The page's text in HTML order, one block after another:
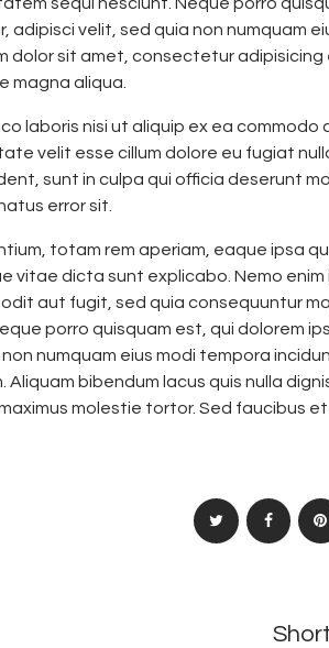
velit, sed quia non numquam
dolor sit amet, consectetur adipisicing
magna aliqua.
laboris nisi ut aliquip ex ea commodo
velit esse cillum dolore eu fugiat
sunt in culpa qui officia deserunt
error sit.
totam rem aperiam, eaque ipsa
dicta sunt explicabo. Nemo enim
aut fugit, sed quia consequuntur
porro quisquam est, qui dolorem
numquam eius modi tempora
bibendum lacus quis nulla
molestie tortor. Sed faucibus